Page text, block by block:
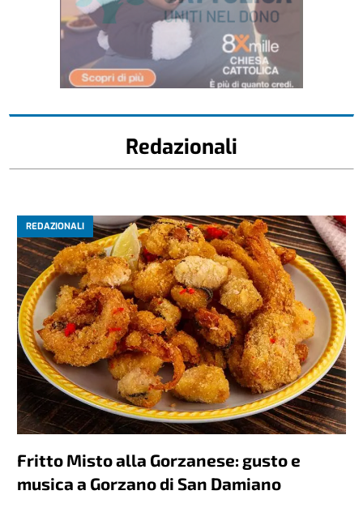
Redazionali
REDAZIONALI
Fritto Misto alla Gorzanese: gusto e
musica a Gorzano di San Damiano